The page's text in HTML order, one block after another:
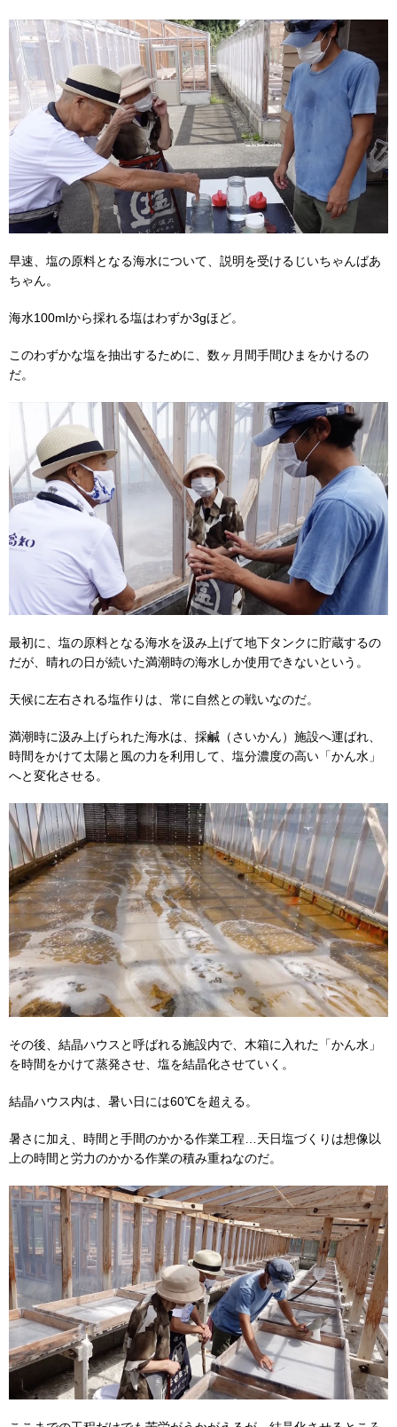
早速、塩の原料となる海水について、説明を受けるじいちゃんばあ
ちゃん。
海水100mlから採れる塩はわずか3gほど。
このわずかな塩を抽出するために、数ヶ月間手間ひまをかけるの
だ。
最初に、塩の原料となる海水を汲み上げて地下タンクに貯蔵するの
だが、晴れの日が続いた満潮時の海水しか使用できないという。
天候に左右される塩作りは、常に自然との戦いなのだ。
満潮時に汲み上げられた海水は、採鹹（さいかん）施設へ運ばれ、
時間をかけて太陽と風の力を利用して、塩分濃度の高い「かん水」
へと変化させる。
その後、結晶ハウスと呼ばれる施設内で、木箱に入れた「かん水」
を時間をかけて蒸発させ、塩を結晶化させていく。
結晶ハウス内は、暑い日には60℃を超える。
暑さに加え、時間と手間のかかる作業工程…天日塩づくりは想像以
上の時間と労力のかかる作業の積み重ねなのだ。